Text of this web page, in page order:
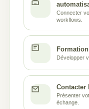
Connecter
workflows.
Développer
Contacter
Présenter
échange.